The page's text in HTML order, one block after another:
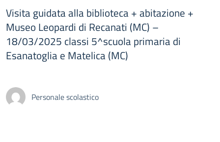
Visita guidata alla biblioteca + abitazione +
Museo Leopardi di Recanati (MC) –
18/03/2025 classi 5^scuola primaria di
Esanatoglia e Matelica (MC)
Personale scolastico